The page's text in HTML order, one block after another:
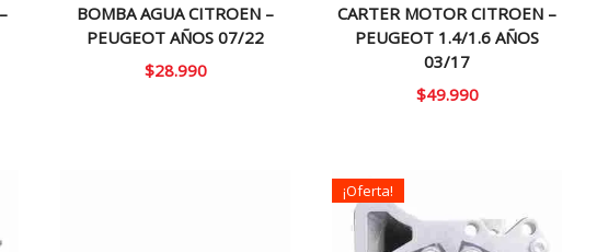
BOMBA AGUA CITROEN –
PEUGEOT AÑOS 07/22
$28.990
CARTER MOTOR CITROEN –
PEUGEOT 1.4/1.6 AÑOS
03/17
$49.990
¡Oferta!